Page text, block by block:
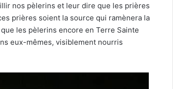
nos pèlerins et leur dire que les prières
prières soient la source qui ramènera la
les pèlerins encore en Terre Sainte
eux-mêmes, visiblement nourris